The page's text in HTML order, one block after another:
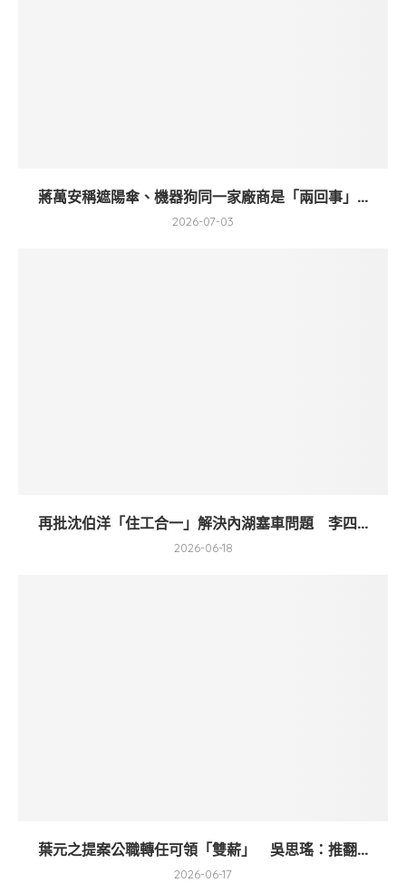
蔣萬安稱遮陽傘、機器狗同一家廠商是「兩回事」...
2026-07-03
再批沈伯洋「住工合一」解決內湖塞車問題 李四...
2026-06-18
葉元之提案公職轉任可領「雙薪」 吳思瑤：推翻...
2026-06-17